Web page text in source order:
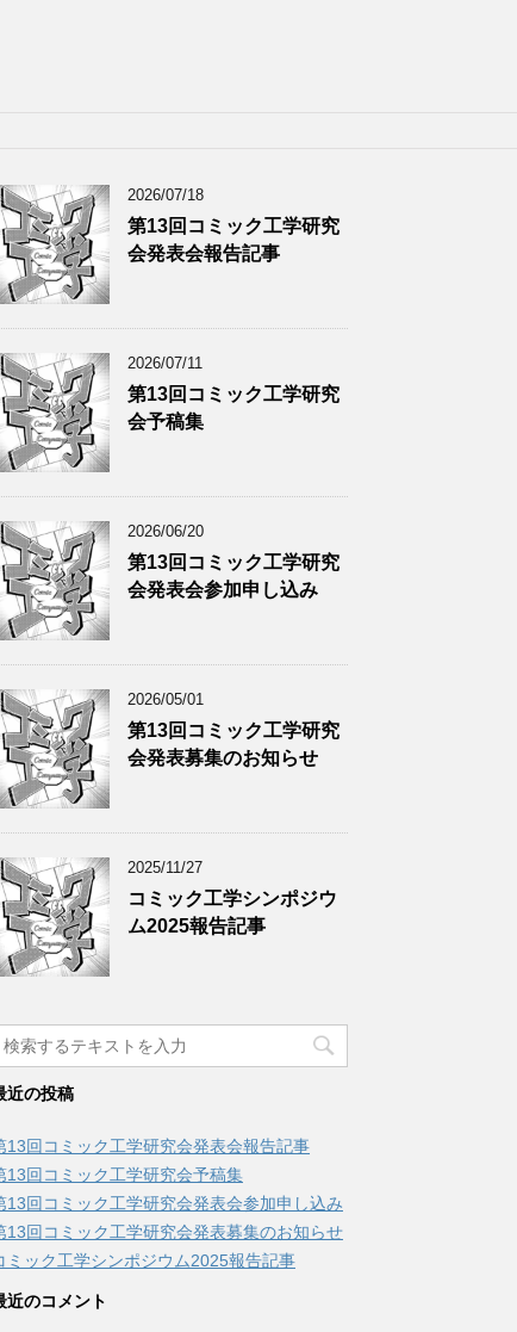
2026/07/18
第13回コミック工学研究
会発表会報告記事
2026/07/11
第13回コミック工学研究
会予稿集
2026/06/20
第13回コミック工学研究
会発表会参加申し込み
2026/05/01
第13回コミック工学研究
会発表募集のお知らせ
2025/11/27
コミック工学シンポジウ
ム2025報告記事
近の投稿
13回コミック工学研究会発表会報告記事
13回コミック工学研究会予稿集
13回コミック工学研究会発表会参加申し込み
13回コミック工学研究会発表募集のお知らせ
ミック工学シンポジウム2025報告記事
近のコメント